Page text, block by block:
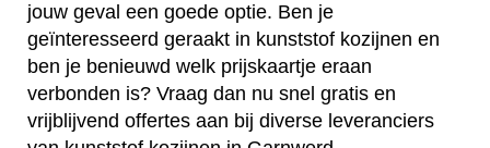
jouw geval een goede optie. Ben je
geïnteresseerd geraakt in kunststof kozijnen en
ben je benieuwd welk prijskaartje eraan
verbonden is? Vraag dan nu snel gratis en
vrijblijvend offertes aan bij diverse leveranciers